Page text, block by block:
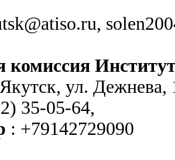
комиссия
ул. Дежнева,
35-05-64,
: +79142729090